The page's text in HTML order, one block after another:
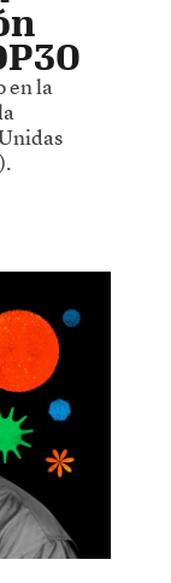
en la